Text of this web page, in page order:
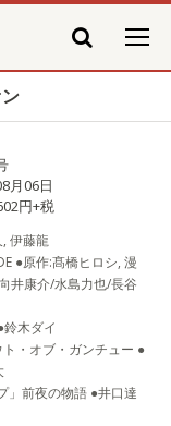
月06日
円+税
伊藤龍
●原作:髙橋ヒロシ, 漫
井康介/水島力也/長谷
木ダイ
・オブ・ガンチュー ●
」前夜の物語 ●井口達